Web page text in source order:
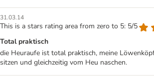
31.03.14
This is a stars rating area from zero to 5: 5/5
Total praktisch
die Heuraufe ist total praktisch, meine
sitzen und gleichzeitig vom Heu naschen.